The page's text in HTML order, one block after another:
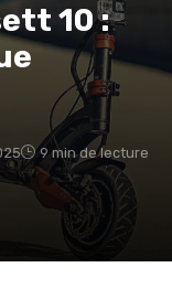
10 :
9 min de lecture